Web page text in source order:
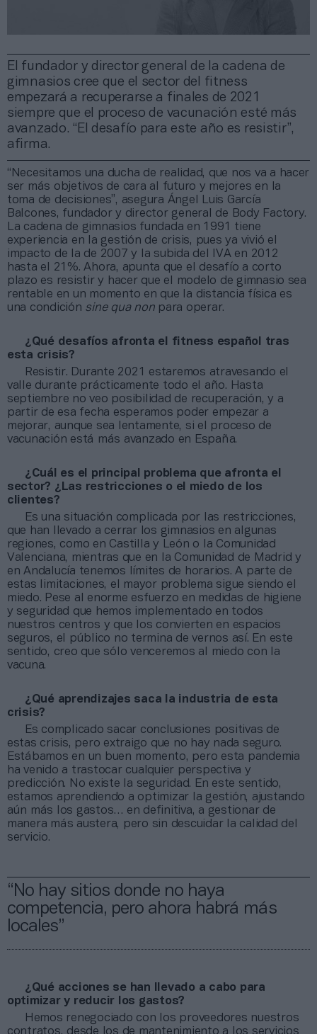
El fundador y director general de la cadena de
gimnasios cree que el sector del fitness
empezará a recuperarse a finales de 2021
siempre que el proceso de vacunación esté más
avanzado. “El desafío para este año es resistir”,
afirma.
“Necesitamos una ducha de realidad, que nos va a hacer
ser más objetivos de cara al futuro y mejores en la
toma de decisiones”, asegura Ángel Luis García
Balcones, fundador y director general de Body Factory.
La cadena de gimnasios fundada en 1991 tiene
experiencia en la gestión de crisis, pues ya vivió el
impacto de la de 2007 y la subida del IVA en 2012
hasta el 21%. Ahora, apunta que el desafío a corto
plazo es resistir y hacer que el modelo de gimnasio sea
rentable en un momento en que la distancia física es
una condición sine qua nonpara operar.
¿Qué desafíos afronta el fitness español tras
esta crisis?
Resistir. Durante 2021 estaremos atravesando el
valle durante prácticamente todo el año. Hasta
septiembre no veo posibilidad de recuperación, y a
partir de esa fecha esperamos poder empezar a
mejorar, aunque sea lentamente, si el proceso de
vacunación está más avanzado en España.
¿Cuál es el principal problema que afronta el
sector? ¿Las restricciones o el miedo de los
clientes?
Es una situación complicada por las restricciones,
que han llevado a cerrar los gimnasios en algunas
regiones, como en Castilla y León o la Comunidad
Valenciana, mientras que en la Comunidad de Madrid y
en Andalucía tenemos límites de horarios. A parte de
estas limitaciones, el mayor problema sigue siendo el
miedo. Pese al enorme esfuerzo en medidas de higiene
y seguridad que hemos implementado en todos
nuestros centros y que los convierten en espacios
seguros, el público no termina de vernos así. En este
sentido, creo que sólo venceremos al miedo con la
vacuna.
¿Qué aprendizajes saca la industria de esta
crisis?
Es complicado sacar conclusiones positivas de
estas crisis, pero extraigo que no hay nada seguro.
Estábamos en un buen momento, pero esta pandemia
ha venido a trastocar cualquier perspectiva y
predicción. No existe la seguridad. En este sentido,
estamos aprendiendo a optimizar la gestión, ajustando
aún más los gastos… en definitiva, a gestionar de
manera más austera, pero sin descuidar la calidad del
servicio.
“No hay sitios donde no haya
competencia, pero ahora habrá más
locales”
¿Qué acciones se han llevado a cabo para
optimizar y reducir los gastos?
Hemos renegociado con los proveedores nuestros
contratos, desde los de mantenimiento a los servicios